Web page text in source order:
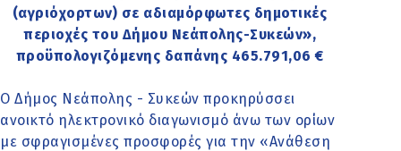
(αγριόχορτων) σε αδιαμόρφωτες δημοτικές
περιοχές του Δήμου Νεάπολης-Συκεών»,
προϋπολογιζόμενης δαπάνης 465.791,06 €
Ο Δήμος Νεάπολης - Συκεών προκηρύσσει
ανοικτό ηλεκτρονικό διαγωνισμό άνω των ορίων
με σφραγισμένες προσφορές για την «Ανάθεση